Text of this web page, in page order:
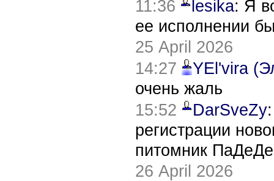
11:36
lesika: Я
ее исполнении
25 April 2026
14:27
YEl'vira
очень жаль
15:52
DarSveZy
регистрации
питомник
26 April 2026